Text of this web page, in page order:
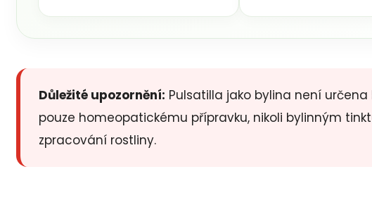
Důležité upozornění: Pulsatilla jako bylina není
pouze homeopatickému přípravku, nikoli bylinným
zpracování rostliny.